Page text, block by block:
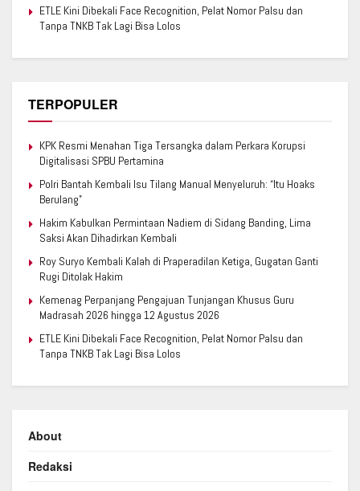
ETLE Kini Dibekali Face Recognition, Pelat Nomor Palsu dan
Tanpa TNKB Tak Lagi Bisa Lolos
TERPOPULER
KPK Resmi Menahan Tiga Tersangka dalam Perkara Korupsi
Digitalisasi SPBU Pertamina
Polri Bantah Kembali Isu Tilang Manual Menyeluruh: “Itu Hoaks
Berulang”
Hakim Kabulkan Permintaan Nadiem di Sidang Banding, Lima
Saksi Akan Dihadirkan Kembali
Roy Suryo Kembali Kalah di Praperadilan Ketiga, Gugatan Ganti
Rugi Ditolak Hakim
Kemenag Perpanjang Pengajuan Tunjangan Khusus Guru
Madrasah 2026 hingga 12 Agustus 2026
ETLE Kini Dibekali Face Recognition, Pelat Nomor Palsu dan
Tanpa TNKB Tak Lagi Bisa Lolos
About
Redaksi